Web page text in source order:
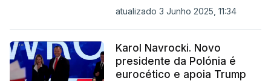
atualizado 3 Junho 2025, 11:34
Karol Navrocki. Novo
presidente da Polónia é
eurocético e apoia Trump